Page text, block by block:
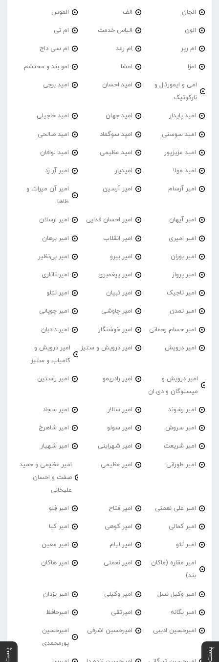
الجان الف الموس
الون الیاس خدمت ام تی
ام رپر اِم رعد ام سی داج
امزا اِمشا امو بند و محتشم
امی و ایمورتال و
نارکوتیک
امید احسان امید برجی
امید پایدار امید جهان امید حاجیلی
امید سوسنی امید سوگماد امید صالحی
امید عزیزپور امید عظیمی امید لوافان
امید مولا امیدیار امیر آر زد
امیر آرسام امیر آرسین
امیر آن میراث و
طاها
امیر آیهان امیر احسان فدایی امیر ارسلان
امیر امیری امیر انقلاب امیر برهان
امیر‌ بوران امیر بیرو امیر بی‌نظیر
امیر پرواز امیر پیغمبری امیر تاتاری
امیر تاجیک امیر تبیان امیر تتلو
امیر تمدن امیر چاوشی امیر چوپانی
امیر حسام رحمانی امیر خوشنگار امیر دادبان
امیر درویش امیر درویش و ستیز
امیر درویش و
کامیاب و ستیز
امیر درویش و
میستوگان و دی.ان
امیر رادریمو امیر راستین
امیر رشوند امیر سالار امیر سجاد
امیر سروش امیر سولو امیر شاهرخ
امیر شریعت امیر شهراینی امیر شهیار
امیر طورانی امیر عظیمی
امیر عظیمی و حمید
صفت و احسان
علیخانی
امیر علی نعمتی امیر فتاح امیر فِلو
امیر کمالی امیر کوهی امیر کیا
امیر لئو امیر لیام امیر معین
امیر مقاره (ماکان
بند)
امیر نعمتی امیر هاکان
امیر وکیل نسل امیر وکیلی امیر یزدان
امیر یگانه امیرتقی امیرحافظ
امیرحسین ادیبی امیرحسین اشرفی
امیرحسین
پورمحمدی